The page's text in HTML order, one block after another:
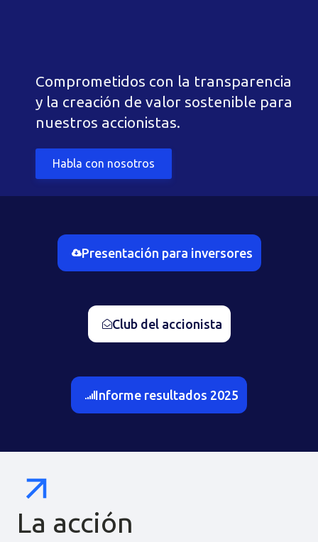
Comprometidos con la transparencia
y la creación de valor sostenible para
nuestros accionistas.
Habla con nosotros
Presentación para inversores
Club del accionista
Informe resultados 2025
La acción